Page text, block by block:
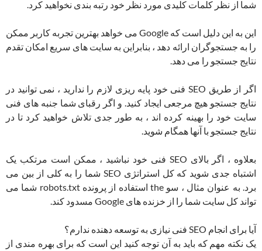
شما از نظر کلمات کلیدی مورد نظر خود رتبه بندی نخواهید کرد.
این به این دلیل است که Google می خواهد بهترین تجربه کاربر ممکن
را به جستجوگران ارائه دهد ، بنابراین به سایت های سریع امکان تقدم
نتایج جستجو را می دهد.
اگر از طریق SEO فنی خود پایه ریزی لازم را ندارید ، نمی توانید در
نتایج جستجو هیچ مرجعی ایجاد کنید. و اگر رقبای شما جنبه های فنی
سایت خود را بهینه کرده اند ، به طور جدی تلاش خواهید کرد تا در
نتایج جستجو با آنها همگام شوید.
بعلاوه ، اگر بالای SEO فنی خود نباشید ، ممکن است مرتکب یک
اشتباه جدی شوید که کل استراتژی SEO شما را به کلی از بین می
برد. به عنوان مثال ، سو the استفاده از پرونده robots.txt شما می
تواند کل سایت شما را از خزنده های Google مسدود کند.
آیا برای انجام SEO فنی نیازی به توسعه دهنده ندارم؟
یک نکته مهم که باید به آن توجه کنید این است که برای بهره مندی از